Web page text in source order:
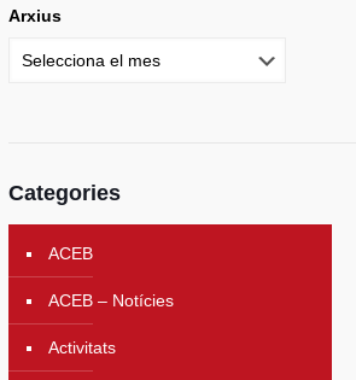
Arxius
Categories
ACEB
ACEB – Notícies
Activitats